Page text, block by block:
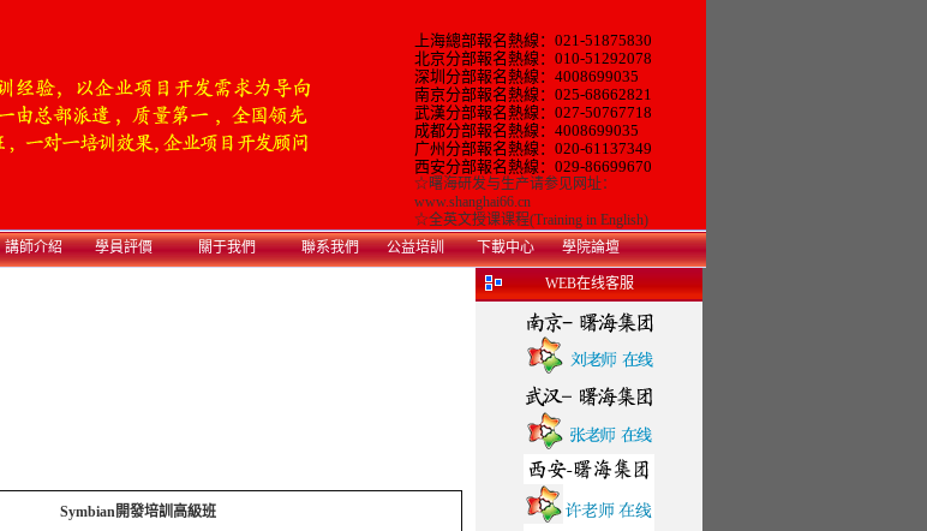
上海總部報名熱線：021-51875830
北京分部報名熱線：010-51292078
深圳分部報名熱線：4008699035
南京分部報名熱線：025-68662821
武漢分部報名熱線：027-50767718
成都分部報名熱線：4008699035
广州 分部報名熱線： 020-61137349
西安分部報名熱線：029-86699670
☆曙海研发与生产请参见网址：
www.shanghai66.cn
☆全英文授课课程(Training in English)
講師介紹 學員評價 關于我們 聯系我們 公益培訓 下載中心 學院論壇
WEB在线客服
Symbian開發培訓高級班